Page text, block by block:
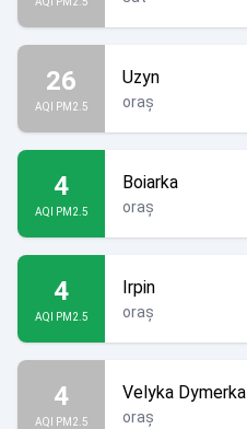
26
AQI PM2.5
Uzyn
oraș
4
AQI PM2.5
Boiarka
oraș
4
AQI PM2.5
Irpin
oraș
4
AQI PM2.5
Velyka Dymerka
oraș